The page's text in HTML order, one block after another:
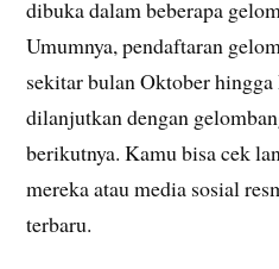
dibuka dalam beberapa
Umumnya, pendaftaran
sekitar bulan Oktober
dilanjutkan dengan
berikutnya. Kamu bisa cek
mereka atau media sosial
terbaru.